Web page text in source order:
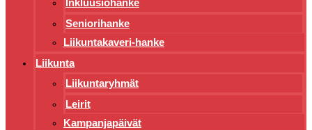
Inkluusiohanke
Seniorihanke
Liikuntakaveri-hanke
Liikunta
Liikuntaryhmät
Leirit
Kampanjapäivät